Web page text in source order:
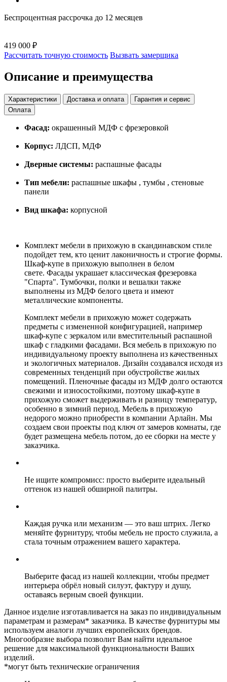
Беспроцентная рассрочка до 12 месяцев
419 000 ₽
Рассчитать точную стоимость Вызвать замерщика
Описание и преимущества
Характеристики Доставка и оплата
Гарантия и сервис
Оплата
Фасад: окрашенный МДФ с фрезеровкой
Корпус: ЛДСП, МДФ
Дверные системы: распашные фасады
Тип мебели: распашные шкафы , тумбы , стеновые
панели
Вид шкафа: корпусной
Комплект мебели в прихожую в скандинавском стиле
подойдет тем, кто ценит лаконичность и строгие формы.
Шкаф-купе в прихожую выполнен в белом
свете. Фасады украшает классическая фрезеровка
"Спарта". Тумбочки, полки и вешалки также
выполнены из МДФ белого цвета и имеют
металлические компоненты.
Комплект мебели в прихожую может содержать
предметы с измененной конфигурацией, например
шкаф-купе с зеркалом или вместительный распашной
шкаф с гладкими фасадами. Вся мебель в прихожую по
индивидуальному проекту выполнена из качественных
и экологичных материалов. Дизайн создавался исходя из
современных тенденций при обустройстве жилых
помещений. Пленочные фасады из МДФ долго остаются
свежими и износостойкими, поэтому шкаф-купе в
прихожую сможет выдерживать и разницу температур,
особенно в зимний период. Мебель в прихожую
недорого можно приобрести в компании Арлайн. Мы
создаем свои проекты под ключ от замеров комнаты, где
будет размещена мебель потом, до ее сборки на месте у
заказчика.
Не ищите компромисс: просто выберите идеальный
оттенок из нашей обширной палитры.
Каждая ручка или механизм — это ваш штрих. Легко
меняйте фурнитуру, чтобы мебель не просто служила, а
стала точным отражением вашего характера.
Выберите фасад из нашей коллекции, чтобы предмет
интерьера обрёл новый силуэт, фактуру и душу,
оставаясь верным своей функции.
Данное изделие изготавливается на заказ по индивидуальным
параметрам и размерам* заказчика. В качестве фурнитуры мы
используем аналоги лучших европейских брендов.
Многообразие выбора позволит Вам найти идеальное
решение для максимальной функциональности Ваших
изделий.
*могут быть технические ограничения